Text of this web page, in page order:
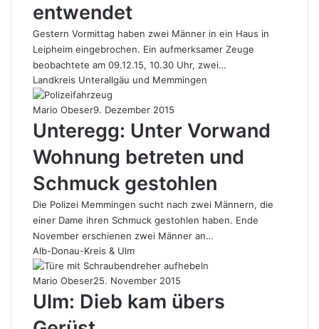
entwendet
Gestern Vormittag haben zwei Männer in ein Haus in
Leipheim eingebrochen. Ein aufmerksamer Zeuge
beobachtete am 09.12.15, 10.30 Uhr, zwei…
Landkreis Unterallgäu und Memmingen
Mario Obeser9. Dezember 2015
Unteregg: Unter Vorwand
Wohnung betreten und
Schmuck gestohlen
Die Polizei Memmingen sucht nach zwei Männern, die
einer Dame ihren Schmuck gestohlen haben. Ende
November erschienen zwei Männer an…
Alb-Donau-Kreis & Ulm
Mario Obeser25. November 2015
Ulm: Dieb kam übers